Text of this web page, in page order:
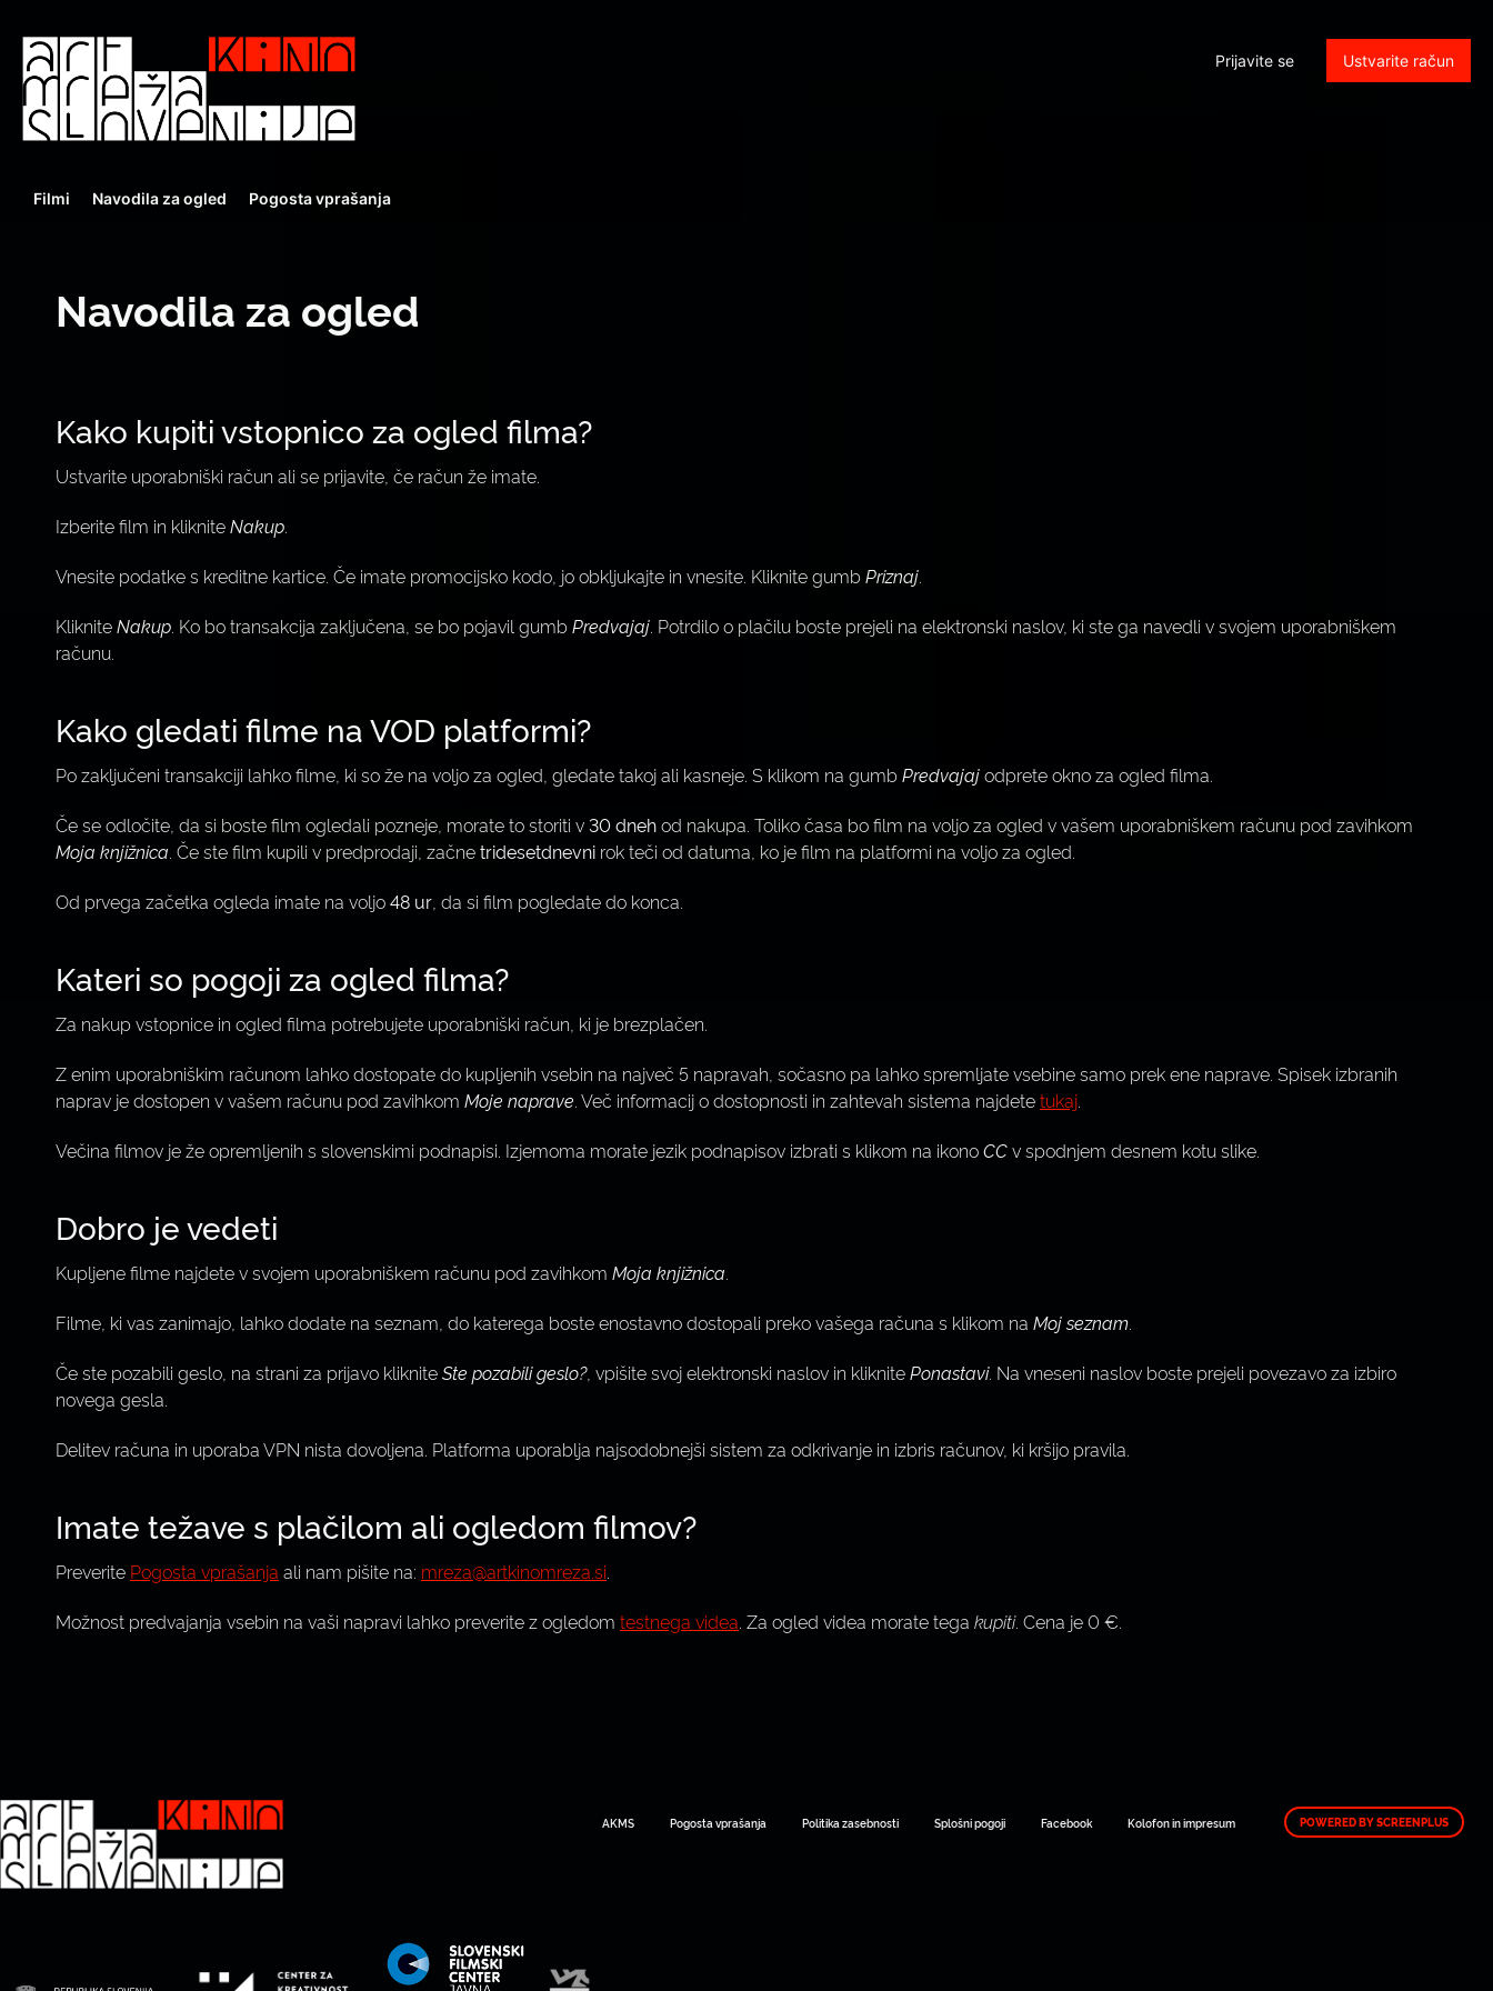
Prijavite se Ustvarite račun
Filmi Navodila za ogled Pogosta vprašanja
Navodila za ogled
Kako kupiti vstopnico za ogled filma?
Ustvarite uporabniški račun ali se prijavite, če račun že imate.
Izberite film in klikniteNakup.
Vnesite podatke s kreditne kartice. Če imate promocijsko kodo, jo obkljukajte in vnesite. Kliknite gumbPriznaj.
KlikniteNakup. Ko bo transakcija zaključena, se bo pojavil gumbPredvajaj. Potrdilo o plačilu boste prejeli na elektronski naslov, ki ste ga navedli v svojem uporabniškem
računu.
Kako gledati filme na VOD platformi?
Po zaključeni transakciji lahko filme, ki so že na voljo za ogled, gledate takoj ali kasneje. S klikom na gumbPredvajajodprete okno za ogled filma.
Če se odločite, da si boste film ogledali pozneje, morate to storiti v30 dnehod nakupa. Toliko časa bo film na voljo za ogled v vašem uporabniškem računu pod zavihkom
Moja knjižnica. Če ste film kupili v predprodaji, začnetridesetdnevni rok teči od datuma, ko je film na platformi na voljo za ogled.
Od prvega začetka ogleda imate na voljo48 ur , da si film pogledate do konca.
Kateri so pogoji za ogled filma?
Za nakup vstopnice in ogled filma potrebujete uporabniški račun, ki je brezplačen.
Z enim uporabniškim računom lahko dostopate do kupljenih vsebin na največ 5 napravah, sočasno pa lahko spremljate vsebine samo prek ene naprave. Spisek izbranih
naprav je dostopen v vašem računu pod zavihkom Moje naprave. Več informacij o dostopnosti in zahtevah sistema najdetetukaj.
Večina filmov je že opremljenih s slovenskimi podnapisi. Izjemoma morate jezik podnapisov izbrati s klikom na ikonoCCv spodnjem desnem kotu slike.
Dobro je vedeti
Kupljene filme najdete v svojem uporabniškem računu pod zavihkom Moja knjižnica.
Filme, ki vas zanimajo, lahko dodate na seznam, do katerega boste enostavno dostopali preko vašega računa s klikom na Moj seznam.
Če ste pozabili geslo, na strani za prijavo klikniteSte pozabili geslo?, vpišite svoj elektronski naslov in kliknitePonastavi. Na vneseni naslov boste prejeli povezavo za izbiro
novega gesla.
Delitev računa in uporaba VPN nista dovoljena. Platforma uporablja najsodobnejši sistem za odkrivanje in izbris računov, ki kršijo pravila.
Imate težave s plačilom ali ogledom filmov?
Preverite Pogosta vprašanja ali nam pišite na: mreza@artkinomreza.si.
Možnost predvajanja vsebin na vaši napravi lahko preverite z ogledom testnega videa. Za ogled videa morate tega kupiti. Cena je 0 €.
AKMS Pogosta vprašanja Politika zasebnosti Splošni pogoji Facebook Kolofon in impresum POWERED BY SCREENPLUS